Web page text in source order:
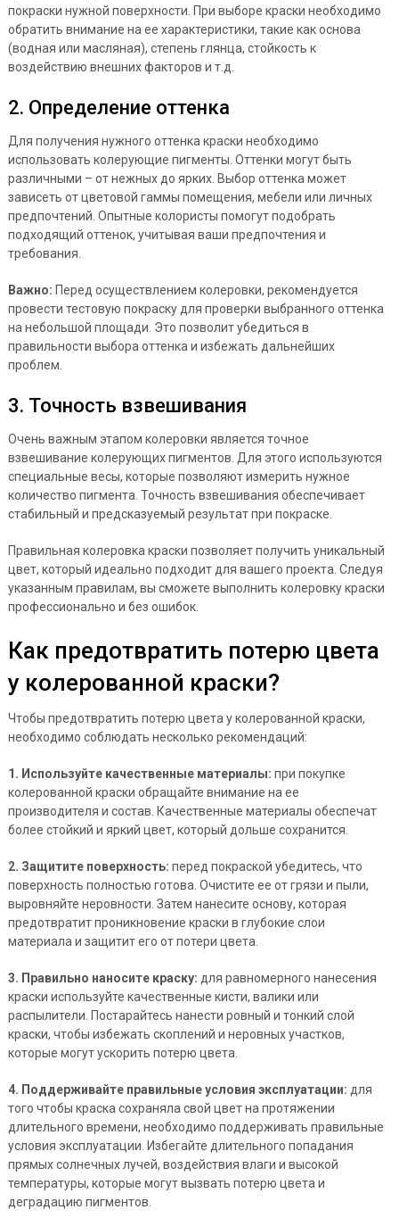
покраски нужной поверхности. При выборе краски необходимо
обратить внимание на ее характеристики, такие как основа
(водная или масляная), степень глянца, стойкость к
воздействию внешних факторов и т.д.
2. Определение оттенка
Для получения нужного оттенка краски необходимо
использовать колерующие пигменты. Оттенки могут быть
различными – от нежных до ярких. Выбор оттенка может
зависеть от цветовой гаммы помещения, мебели или личных
предпочтений. Опытные колористы помогут подобрать
подходящий оттенок, учитывая ваши предпочтения и
требования.
Важно: Перед осуществлением колеровки, рекомендуется
провести тестовую покраску для проверки выбранного оттенка
на небольшой площади. Это позволит убедиться в
правильности выбора оттенка и избежать дальнейших
проблем.
3. Точность взвешивания
Очень важным этапом колеровки является точное
взвешивание колерующих пигментов. Для этого используются
специальные весы, которые позволяют измерить нужное
количество пигмента. Точность взвешивания обеспечивает
стабильный и предсказуемый результат при покраске.
Правильная колеровка краски позволяет получить уникальный
цвет, который идеально подходит для вашего проекта. Следуя
указанным правилам, вы сможете выполнить колеровку краски
профессионально и без ошибок.
Как предотвратить потерю цвета
у колерованной краски?
Чтобы предотвратить потерю цвета у колерованной краски,
необходимо соблюдать несколько рекомендаций:
1. Используйте качественные материалы: при покупке
колерованной краски обращайте внимание на ее
производителя и состав. Качественные материалы обеспечат
более стойкий и яркий цвет, который дольше сохранится.
2. Защитите поверхность: перед покраской убедитесь, что
поверхность полностью готова. Очистите ее от грязи и пыли,
выровняйте неровности. Затем нанесите основу, которая
предотвратит проникновение краски в глубокие слои
материала и защитит его от потери цвета.
3. Правильно наносите краску: для равномерного нанесения
краски используйте качественные кисти, валики или
распылители. Постарайтесь нанести ровный и тонкий слой
краски, чтобы избежать скоплений и неровных участков,
которые могут ускорить потерю цвета.
4. Поддерживайте правильные условия эксплуатации: для
того чтобы краска сохраняла свой цвет на протяжении
длительного времени, необходимо поддерживать правильные
условия эксплуатации. Избегайте длительного попадания
прямых солнечных лучей, воздействия влаги и высокой
температуры, которые могут вызвать потерю цвета и
деградацию пигментов.